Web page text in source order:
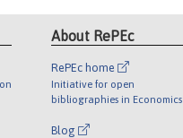
About RePEc
RePEc home
Initiative for open
bibliographies in Economics
Blog